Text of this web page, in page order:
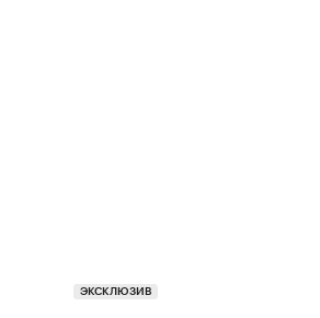
ЭКСКЛЮЗИВ